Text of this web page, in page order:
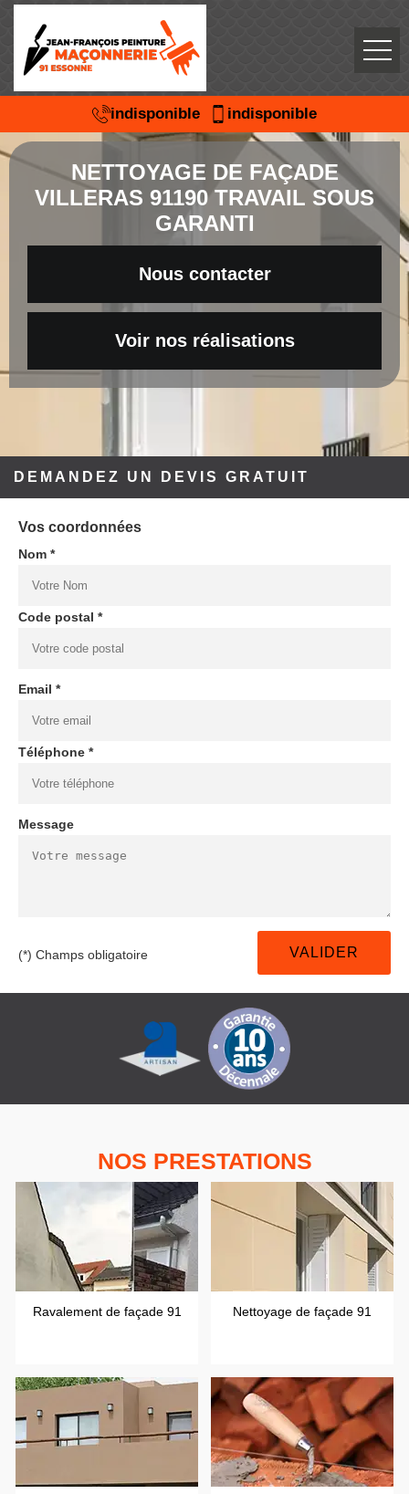
indisponible indisponible
NETTOYAGE DE FAÇADE
VILLERAS 91190 TRAVAIL SOUS
GARANTI
Nous contacter
Voir nos réalisations
DEMANDEZ UN DEVIS GRATUIT
Vos coordonnées
Nom *
Code postal *
Email *
Téléphone *
Message
(*) Champs obligatoire
NOS PRESTATIONS
Ravalement de façade 91 Nettoyage de façade 91